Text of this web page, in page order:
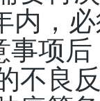
，必
项后
不良